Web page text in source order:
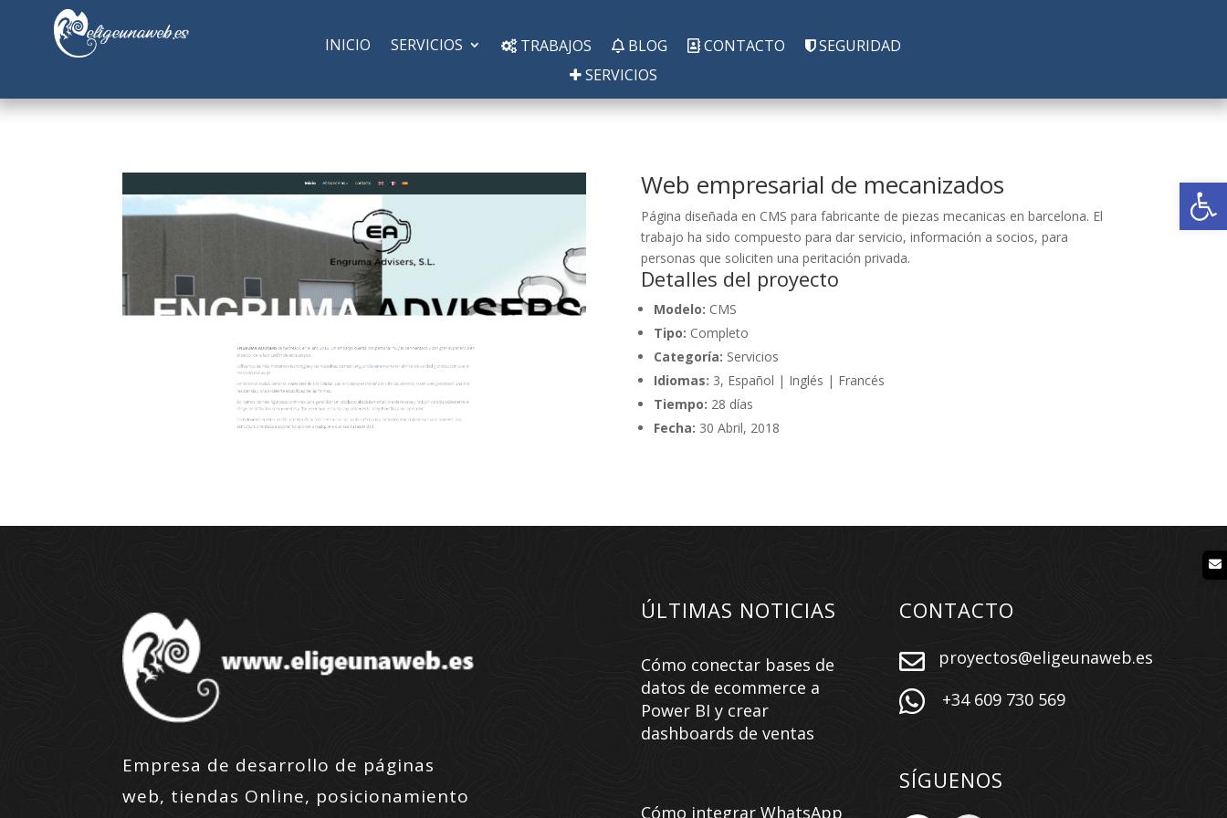
INICIO SERVICIOS TRABAJOS BLOG CONTACTO
SEGURIDAD
SERVICIOS
Web empresarial de mecanizados
Página diseñada en CMS para fabricante de piezas mecanicas en barcelona. El
trabajo ha sido compuesto para dar servicio, información a socios, para
personas que soliciten una peritación privada.
Detalles del proyecto
Modelo: CMS
Tipo: Completo
Categoría: Servicios
Idiomas: 3, Español | Inglés | Francés
Tiempo: 28 días
Fecha: 30 Abril, 2018
Empresa de desarrollo de páginas
web, tiendas Online, posicionamiento
ÚLTIMAS NOTICIAS
Cómo conectar bases de
datos de ecommerce a
Power BI y crear
dashboards de ventas
Cómo integrar WhatsApp
CONTACTO
 proyectos@eligeunaweb.es
 +34 609 730 569
SÍGUENOS